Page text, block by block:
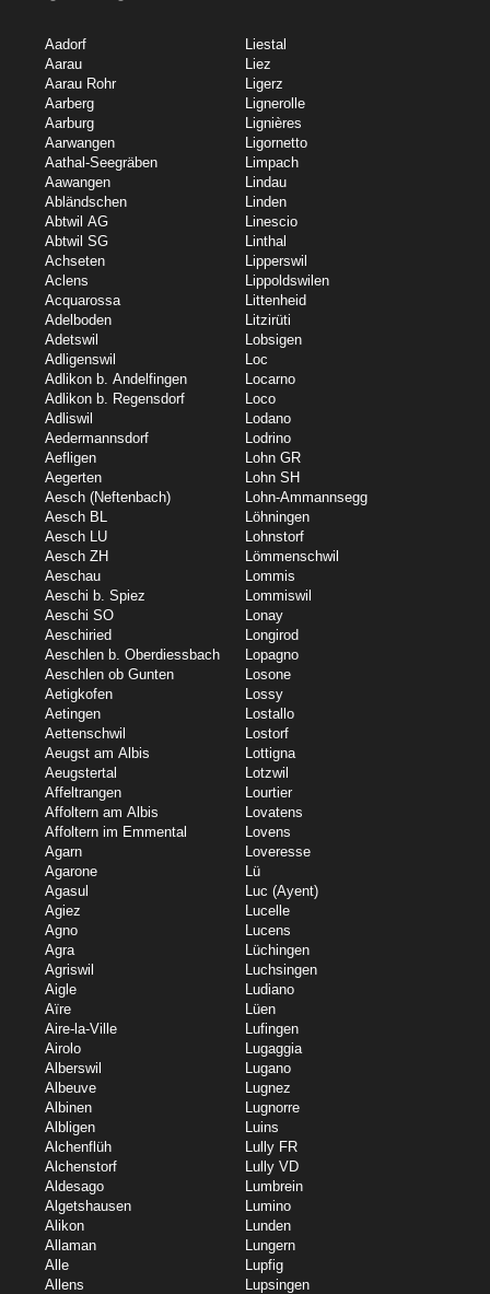
Aadorf
Aarau
Aarau Rohr
Aarberg
Aarburg
Aarwangen
Aathal-Seegräben
Aawangen
Abländschen
Abtwil AG
Abtwil SG
Achseten
Aclens
Acquarossa
Adelboden
Adetswil
Adligenswil
Adlikon b. Andelfingen
Adlikon b. Regensdorf
Adliswil
Aedermannsdorf
Aefligen
Aegerten
Aesch (Neftenbach)
Aesch BL
Aesch LU
Aesch ZH
Aeschau
Aeschi b. Spiez
Aeschi SO
Aeschiried
Aeschlen b. Oberdiessbach
Aeschlen ob Gunten
Aetigkofen
Aetingen
Aettenschwil
Aeugst am Albis
Aeugstertal
Affeltrangen
Affoltern am Albis
Affoltern im Emmental
Agarn
Agarone
Agasul
Agiez
Agno
Agra
Agriswil
Aigle
Aïre
Aire-la-Ville
Airolo
Alberswil
Albeuve
Albinen
Albligen
Alchenflüh
Alchenstorf
Aldesago
Algetshausen
Alikon
Allaman
Alle
Allens
Liestal
Liez
Ligerz
Lignerolle
Lignières
Ligornetto
Limpach
Lindau
Linden
Linescio
Linthal
Lipperswil
Lippoldswilen
Littenheid
Litzirüti
Lobsigen
Loc
Locarno
Loco
Lodano
Lodrino
Lohn GR
Lohn SH
Lohn-Ammannsegg
Löhningen
Lohnstorf
Lömmenschwil
Lommis
Lommiswil
Lonay
Longirod
Lopagno
Losone
Lossy
Lostallo
Lostorf
Lottigna
Lotzwil
Lourtier
Lovatens
Lovens
Loveresse
Lü
Luc (Ayent)
Lucelle
Lucens
Lüchingen
Luchsingen
Ludiano
Lüen
Lufingen
Lugaggia
Lugano
Lugnez
Lugnorre
Luins
Lully FR
Lully VD
Lumbrein
Lumino
Lunden
Lungern
Lupfig
Lupsingen